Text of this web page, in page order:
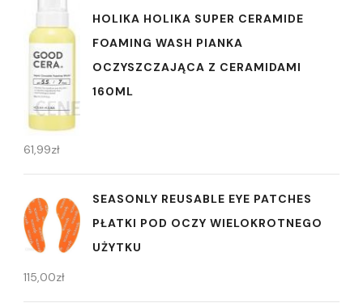
HOLIKA HOLIKA SUPER CERAMIDE
FOAMING WASH PIANKA
OCZYSZCZAJĄCA Z CERAMIDAMI
160ML
61,99zł
SEASONLY REUSABLE EYE PATCHES
PŁATKI POD OCZY WIELOKROTNEGO
UŻYTKU
115,00zł